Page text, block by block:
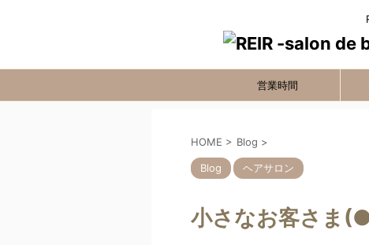
営業時間
HOME > Blog >
Blog ヘアサロン
小さなお客さま